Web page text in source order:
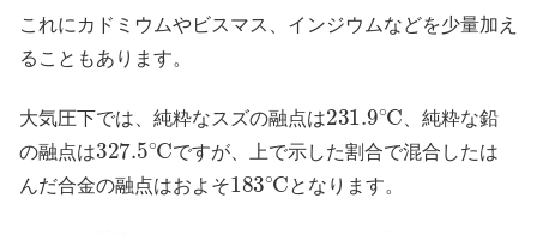
これにカドミウムやビスマス、インジウムなどを少量加え
ることもあります。
大気圧下では、純粋なスズの融点は
231.9∘C
、純粋な鉛
の融点は
327.5∘C
ですが、上で示した割合で混合したは
んだ合金の融点はおよそ
183∘C
となります。